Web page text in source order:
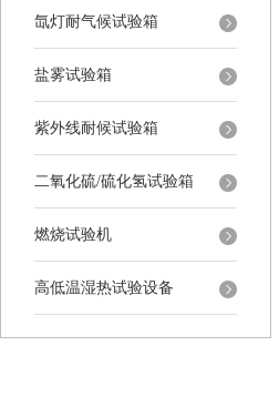
氙灯耐气候试验箱
盐雾试验箱
紫外线耐候试验箱
二氧化硫/硫化氢试验箱
燃烧试验机
高低温湿热试验设备